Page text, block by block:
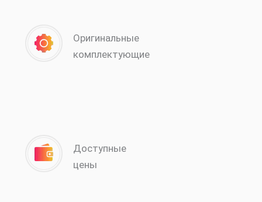
Оригинальные
комплектующие
Доступные
цены